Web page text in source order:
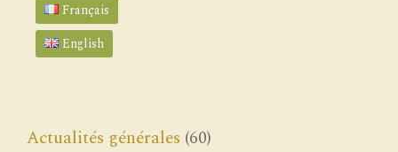
Français
English
Actualités générales (60)